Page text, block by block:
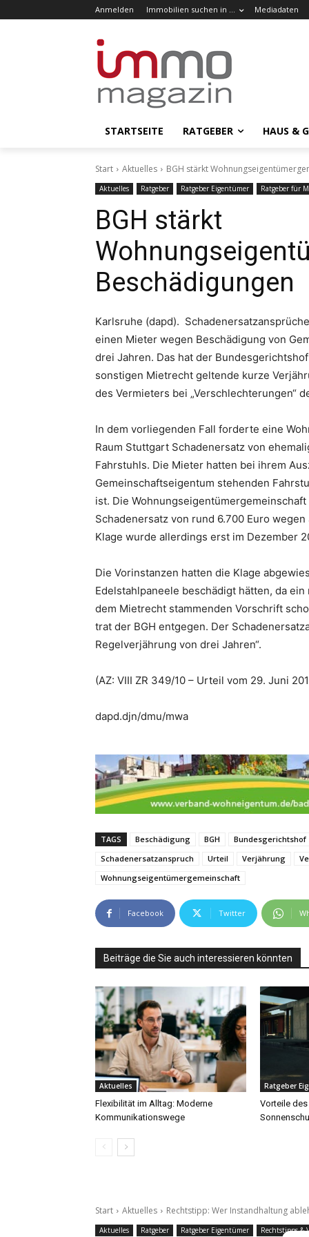
Anmelden Immobilien suchen in … Mediadaten
STARTSEITE RATGEBER HAUS &
Start Aktuelles BGH stärkt
Aktuelles Ratgeber Ratgeber Eigentümer Ratgeber für
BGH stärkt
Beschädigungen
Karlsruhe (dapd).
einen Mieter wegen Beschädigung von
drei Jahren. Das hat der
sonstigen Mietrecht geltende kurze
des Vermieters bei „Verschlechterungen“
In dem vorliegenden Fall forderte eine
Raum Stuttgart Schadenersatz von
Fahrstuhls. Die Mieter hatten bei ihrem
Gemeinschaftseigentum stehenden
ist. Die
Schadenersatz von rund 6.700 Euro
Klage wurde allerdings erst im Dezember
Die Vorinstanzen hatten die Klage
Edelstahlpaneele beschädigt hätten, da
dem Mietrecht stammenden Vorschrift
trat der BGH entgegen. Der
Regelverjährung von drei Jahren“.
(AZ: VIII ZR 349/10 – Urteil vom 29. Juni
dapd.djn/dmu/mwa
TAGS Beschädigung BGH
Bundesgerichtshof
Schadenersatzanspruch
Urteil Verjährung
Wohnungseigentümergemeinschaft
Facebook Twitter
Beiträge die Sie auch interessieren könnten
Aktuelles
Flexibilität im Alltag: Moderne
Kommunikationswege
Ratgeber
Vorteile